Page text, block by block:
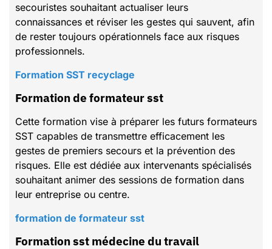
secouristes souhaitant actualiser leurs
connaissances et réviser les gestes qui sauvent, afin
de rester toujours opérationnels face aux risques
professionnels.
Formation SST recyclage
formation de formateur sst
Cette formation vise à préparer les futurs formateurs
SST capables de transmettre efficacement les
gestes de premiers secours et la prévention des
risques. Elle est dédiée aux intervenants spécialisés
souhaitant animer des sessions de formation dans
leur entreprise ou centre.
formation de formateur sst
Formation sst médecine du travail